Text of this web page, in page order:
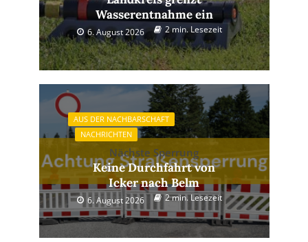
Wasserentnahme ein
6. August 2026 2 min. Lesezeit
AUS DER NACHBARSCHAFT
NACHRICHTEN
Nächste Sperrung
Keine Durchfahrt von
Icker nach Belm
6. August 2026 2 min. Lesezeit